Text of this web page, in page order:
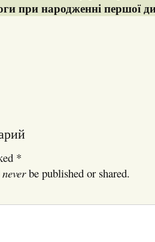
при народженні першої
*
neverbe published or shared.